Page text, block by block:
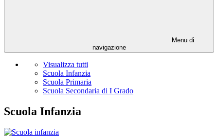
Menu di
navigazione
Visualizza tutti
Scuola Infanzia
Scuola Primaria
Scuola Secondaria di I Grado
Scuola Infanzia